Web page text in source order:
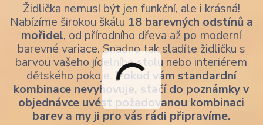
Židlička nemusí být jen funkční, ale i krásná!
Nabízíme širokou škálu 18 barevných odstínů a
mořidel, od přírodního dřeva až po moderní
barevné variace. Snadno tak sladíte židličku s
barvou vašeho jídelního stolu nebo interiérem
dětského pokoje. Pokud vám standardní
kombinace nevyhovuje, stačí do poznámky v
objednávce uvést požadovanou kombinaci
barev a my ji pro vás rádi připravíme.